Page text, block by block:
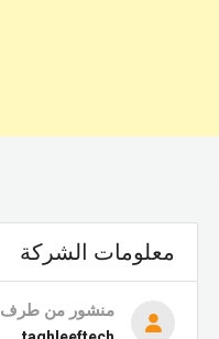
معلومات الشركة
منشور من طرف